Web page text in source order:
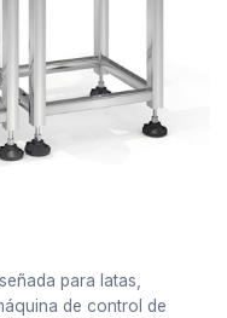
para latas,
de control de